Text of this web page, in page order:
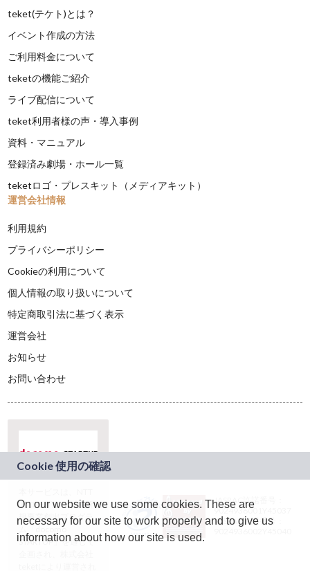
teket(テケト)とは？
イベント作成の方法
ご利用料金について
teketの機能ご紹介
ライブ配信について
teket利用者様の声・導入事例
資料・マニュアル
登録済み劇場・ホール一覧
teketロゴ・プレスキット（メディアキット）
運営会社情報
利用規約
プライバシーポリシー
Cookieの利用について
個人情報の取り扱いについて
特定商取引法に基づく表示
運営会社
お知らせ
お問い合わせ
ドコモグループの新
規事業創出プログラ
ム「docomo
STARTUP」を通じて
JASRAC許諾番号：
9024936001Y45037
JASRAC許諾番号：
On our website we use some cookies. These are
necessary for our site to work properly and to give us
information about how our site is used.